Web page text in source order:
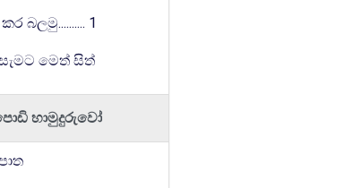
බලමු.......... 1
මෙත් සිත්
හාමුදුරුවෝ